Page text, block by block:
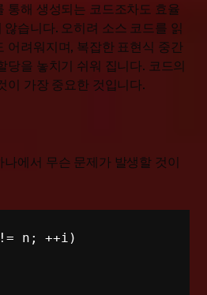
통해 생성되는 코드조차도 효율
습니다. 오히려 소스 코드를 읽
어려워지며, 복잡한 표현식 중간
당을 놓치기 쉬워 집니다. 코드의
이 가장 중요한 것입니다.
에서 무슨 문제가 발생할 것이
n; ++i)